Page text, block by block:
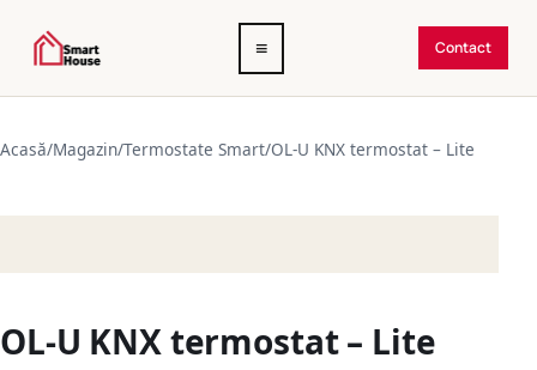
Deschide
meniul
≡ Contact
Acasă/Magazin/Termostate Smart/OL-U KNX termostat – Lite
OL-U KNX termostat – Lite